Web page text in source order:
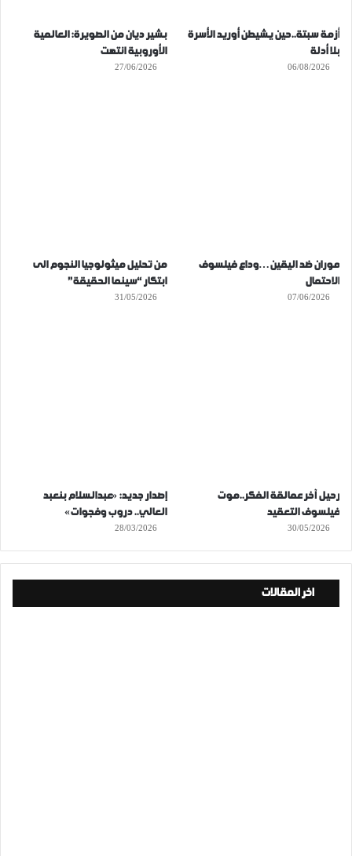
أزمة سبتة..حين يشيطن أوريد الأسرة
بلا أدلة
06/08/2026
بشير ديان من الصويرة: العالمية
الأوروبية انتهت
27/06/2026
موران ضد اليقين…وداع فيلسوف
الاحتمال
07/06/2026
من تحليل ميثولوجيا النجوم الى
ابتكار “سينما الحقيقة”
31/05/2026
رحيل آخر عمالقة الفكر..موت
فيلسوف التعقيد
30/05/2026
إصدار جديد: «عبدالسلام بنعبد
العالي.. دروب وفجوات»
28/03/2026
اخر المقالات